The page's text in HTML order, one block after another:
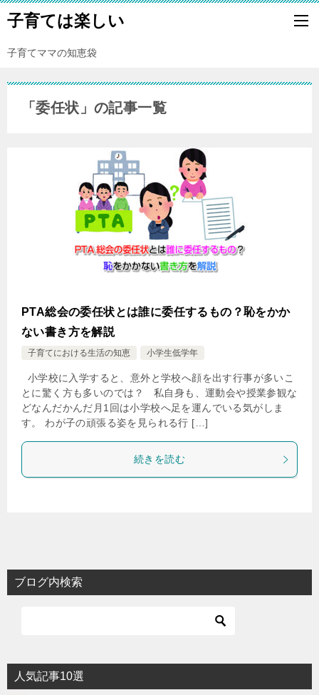
子育ては楽しい
子育てママの知恵袋
「委任状」の記事一覧
PTA総会の委任状とは誰に委任するもの？恥をかか
ない書き方を解説
子育てにおける生活の知恵 小学生低学年
小学校に入学すると、意外と学校へ顔を出す行事が多いこ
とに驚く方も多いのでは？ 私自身も、運動会や授業参観な
どなんだかんだ月1回は小学校へ足を運んでいる気がしま
す。 わが子の頑張る姿を見られる行 […]
続きを読む
ブログ内検索
人気記事10選